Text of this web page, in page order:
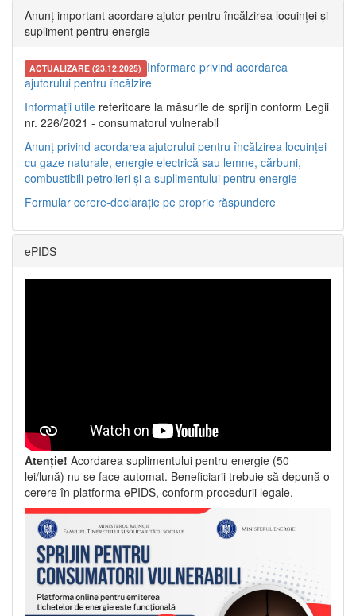
Anunț important acordare ajutor pentru încălzirea locuinței și
supliment pentru energie
ACTUALIZARE (23.12.2025) Informare privind acordarea
ajutorului pentru încălzire
Informații utile referitoare la măsurile de sprijin conform Legii
nr. 226/2021 - consumatorul vulnerabil
Anunț privind acordarea ajutorului pentru încălzirea locuinței
cu gaze naturale, energie electrică sau lemne, cărbuni,
combustibili petrolieri și a suplimentului pentru energie
Formular cerere-declarație pe proprie răspundere
ePIDS
Atenție! Acordarea suplimentului pentru energie (50
lei/lună) nu se face automat. Beneficiarii trebuie să depună o
cerere în platforma ePIDS, conform procedurii legale.